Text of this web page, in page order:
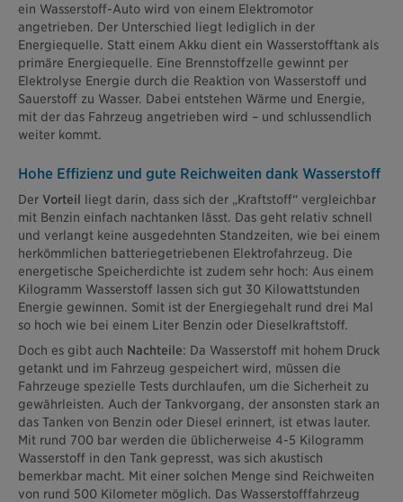
ein Wasserstoff-Auto wird von einem Elektromotor
angetrieben. Der Unterschied liegt lediglich in der
Energiequelle. Statt einem Akku dient ein Wasserstofftank als
primäre Energiequelle. Eine Brennstoffzelle gewinnt per
Elektrolyse Energie durch die Reaktion von Wasserstoff und
Sauerstoff zu Wasser. Dabei entstehen Wärme und Energie,
mit der das Fahrzeug angetrieben wird – und schlussendlich
weiter kommt.
Hohe Effizienz und gute Reichweiten dank Wasserstoff
Der Vorteil liegt darin, dass sich der „Kraftstoff“ vergleichbar
mit Benzin einfach nachtanken lässt. Das geht relativ schnell
und verlangt keine ausgedehnten Standzeiten, wie bei einem
herkömmlichen batteriegetriebenen Elektrofahrzeug. Die
energetische Speicherdichte ist zudem sehr hoch: Aus einem
Kilogramm Wasserstoff lassen sich gut 30 Kilowattstunden
Energie gewinnen. Somit ist der Energiegehalt rund drei Mal
so hoch wie bei einem Liter Benzin oder Dieselkraftstoff.
Doch es gibt auch Nachteile: Da Wasserstoff mit hohem Druck
getankt und im Fahrzeug gespeichert wird, müssen die
Fahrzeuge spezielle Tests durchlaufen, um die Sicherheit zu
gewährleisten. Auch der Tankvorgang, der ansonsten stark an
das Tanken von Benzin oder Diesel erinnert, ist etwas lauter.
Mit rund 700 bar werden die üblicherweise 4-5 Kilogramm
Wasserstoff in den Tank gepresst, was sich akustisch
bemerkbar macht. Mit einer solchen Menge sind Reichweiten
von rund 500 Kilometer möglich. Das Wasserstofffahrzeug